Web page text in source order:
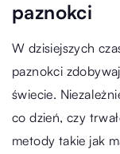
paznokci
W dzisiejszych
paznokci
świecie.
co dzień, czy
metody takie jak